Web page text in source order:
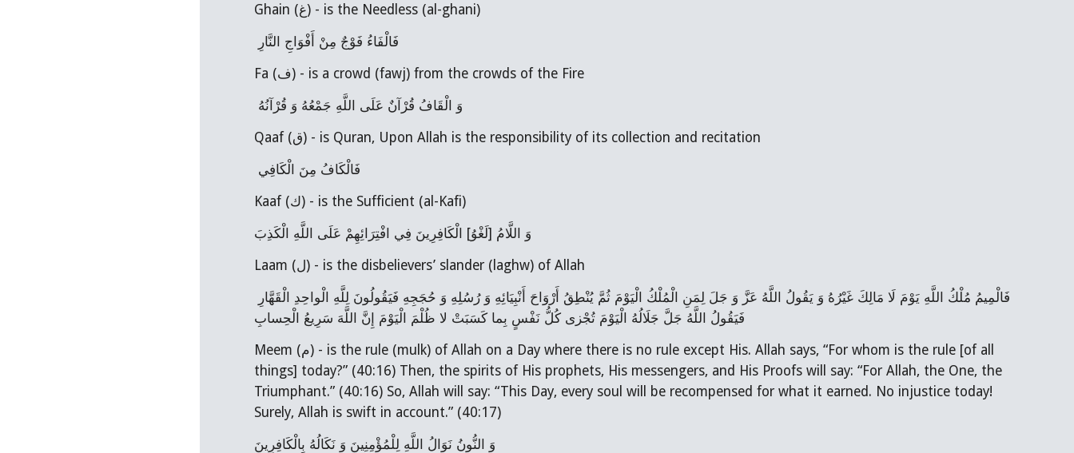
Ghain (غ) - is the Needless (al-ghani)
فَالْفَاءُ فَوْجٌ مِنْ أَفْوَاجِ النَّارِ
Fa (ف) - is a crowd (fawj) from the crowds of the Fire
وَ الْقَافُ قُرْآنٌ عَلَى اللَّهِ جَمْعُهُ وَ قُرْآنُهُ
Qaaf (ق) - is Quran, Upon Allah is the responsibility of its collection and recitation
فَالْكَافُ مِنَ الْكَافِي
Kaaf (ك) - is the Sufficient (al-Kafi)
وَ اللَّامُ [لَغْوُ] الْكَافِرِينَ فِي افْتِرَائِهِمْ عَلَى اللَّهِ الْكَذِبَ
Laam (ل) - is the disbelievers’ slander (laghw) of Allah
فَيَقُولُ اللَّهُ جَلَّ جَلَالُهُ‏ الْيَوْمَ تُجْزى‏ كُلُّ نَفْسٍ بِما كَسَبَتْ لا ظُلْمَ الْيَوْمَ إِنَّ اللَّهَ سَرِيعُ الْحِسابِ
Meem (م) - is the rule (mulk) of Allah on a Day where there is no rule except His. Allah says, “For whom is the rule [of all
things] today?” (40:16) Then, the spirits of His prophets, His messengers, and His Proofs will say: “For Allah, the One, the
Triumphant.” (40:16) So, Allah will say: “This Day, every soul will be recompensed for what it earned. No injustice today!
Surely, Allah is swift in account.” (40:17)
وَ النُّونُ نَوَالُ اللَّهِ لِلْمُؤْمِنِينَ وَ نَكَالُهُ بِالْكَافِرِينَ